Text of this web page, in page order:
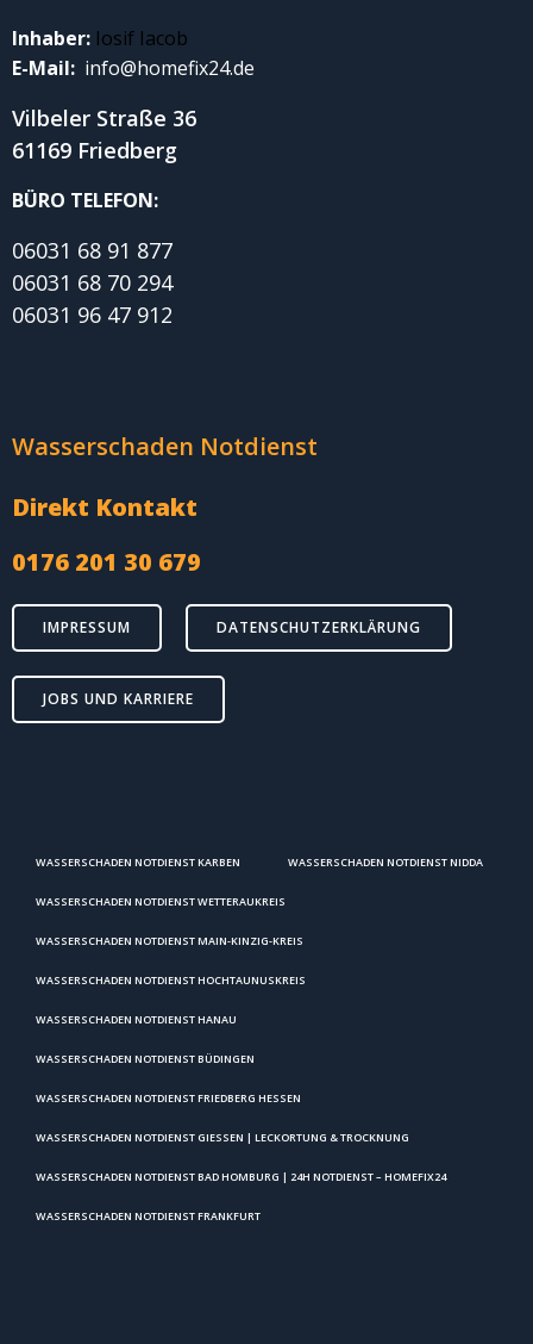
Inhaber: Iosif Iacob
E-Mail: info@homefix24.de
Vilbeler Straße 36
61169 Friedberg
BÜRO TELEFON:
06031 68 91 877
06031 68 70 294
06031 96 47 912
Wasserschaden Notdienst
Direkt Kontakt
0176 201 30 679
IMPRESSUM DATENSCHUTZERKLÄRUNG
JOBS UND KARRIERE
WASSERSCHADEN NOTDIENST KARBEN WASSERSCHADEN NOTDIENST NIDDA
WASSERSCHADEN NOTDIENST WETTERAUKREIS
WASSERSCHADEN NOTDIENST MAIN-KINZIG-KREIS
WASSERSCHADEN NOTDIENST HOCHTAUNUSKREIS
WASSERSCHADEN NOTDIENST HANAU
WASSERSCHADEN NOTDIENST BÜDINGEN
WASSERSCHADEN NOTDIENST FRIEDBERG HESSEN
WASSERSCHADEN NOTDIENST GIESSEN | LECKORTUNG & TROCKNUNG
WASSERSCHADEN NOTDIENST BAD HOMBURG | 24H NOTDIENST – HOMEFIX24
WASSERSCHADEN NOTDIENST FRANKFURT